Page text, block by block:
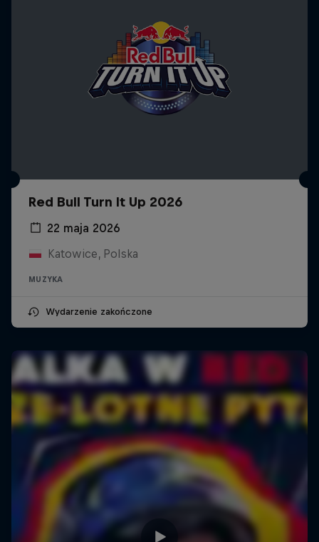
Red Bull Turn It Up 2026
22 maja 2026
Katowice, Polska
MUZYKA
Wydarzenie zakończone